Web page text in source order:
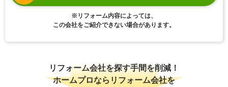
※リフォーム内容によっては、
この会社をご紹介できない場合があります。
リフォーム会社を探す手間を削減！
ホームプロならリフォーム会社を